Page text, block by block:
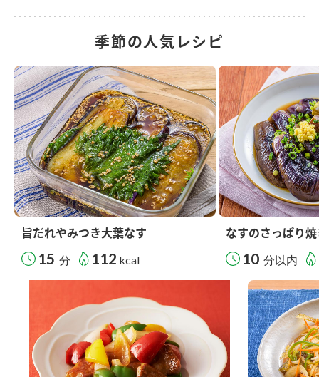
季節の人気レシピ
旨だれやみつき大葉なす
15 分 112 kcal
なすのさっぱり
10 分以内